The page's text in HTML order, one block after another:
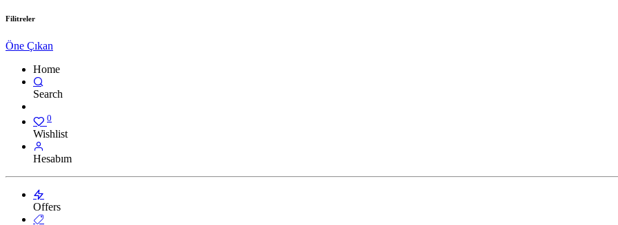
Filitreler
Öne Çıkan
Home
Search
0
Wishlist
Hesabım
Offers